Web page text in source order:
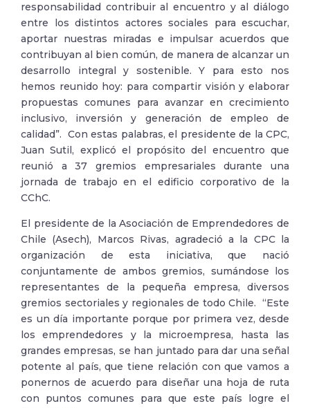
responsabilidad contribuir al encuentro y al diálogo
entre los distintos actores sociales para escuchar,
aportar nuestras miradas e impulsar acuerdos que
contribuyan al bien común, de manera de alcanzar un
desarrollo integral y sostenible. Y para esto nos
hemos reunido hoy: para compartir visión y elaborar
propuestas comunes para avanzar en crecimiento
inclusivo, inversión y generación de empleo de
calidad”. Con estas palabras, el presidente de la CPC,
Juan Sutil, explicó el propósito del encuentro que
reunió a 37 gremios empresariales durante una
jornada de trabajo en el edificio corporativo de la
CChC.
El presidente de la Asociación de Emprendedores de
Chile (Asech), Marcos Rivas, agradeció a la CPC la
organización de esta iniciativa, que nació
conjuntamente de ambos gremios, sumándose los
representantes de la pequeña empresa, diversos
gremios sectoriales y regionales de todo Chile. “Este
es un día importante porque por primera vez, desde
los emprendedores y la microempresa, hasta las
grandes empresas, se han juntado para dar una señal
potente al país, que tiene relación con que vamos a
ponernos de acuerdo para diseñar una hoja de ruta
con puntos comunes para que este país logre el